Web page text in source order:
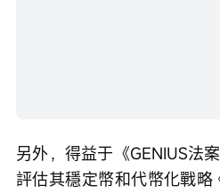
另外，得益于《GENIUS法
評估其穩定幣和代幣化戰